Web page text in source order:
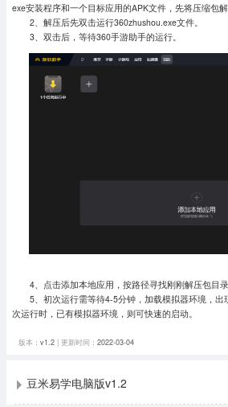
exe安装程序和一个目标应用的APK文件，先将压缩包解
2、解压后先双击运行360zhushou.exe文件。
3、双击后，等待360手游助手的运行。
4、点击添加本地应用，按路径寻找刚刚解压包目
5、初次运行需等待4-5分钟，加载模拟器环境，出
次运行时，已有模拟器环境，则可快速的启动。
版本： v1.2| 更新时间： 2022-03-04
豆米易学电脑版v1.2